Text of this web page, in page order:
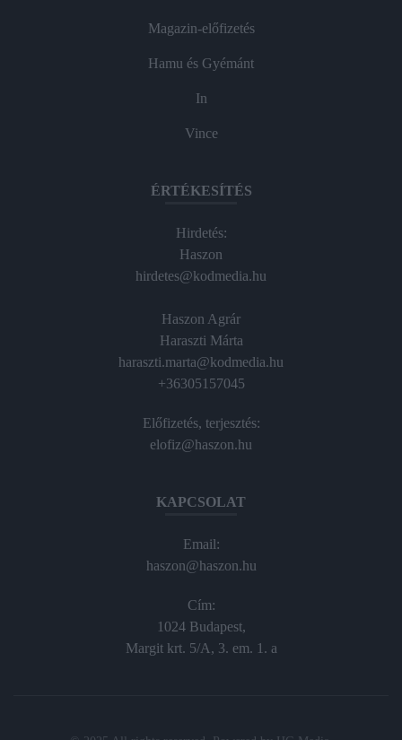
Magazin-előfizetés
Hamu és Gyémánt
In
Vince
ÉRTÉKESÍTÉS
Hirdetés:
Haszon
hirdetes@kodmedia.hu
Haszon Agrár
Haraszti Márta
haraszti.marta@kodmedia.hu
+36305157045
Előfizetés, terjesztés:
elofiz@haszon.hu
KAPCSOLAT
Email:
haszon@haszon.hu
Cím:
1024 Budapest,
Margit krt. 5/A, 3. em. 1. a